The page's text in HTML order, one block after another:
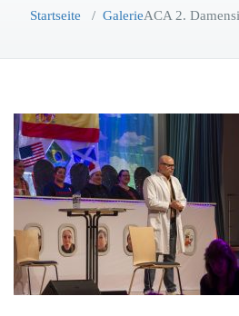
Startseite / GalerieACA 2.